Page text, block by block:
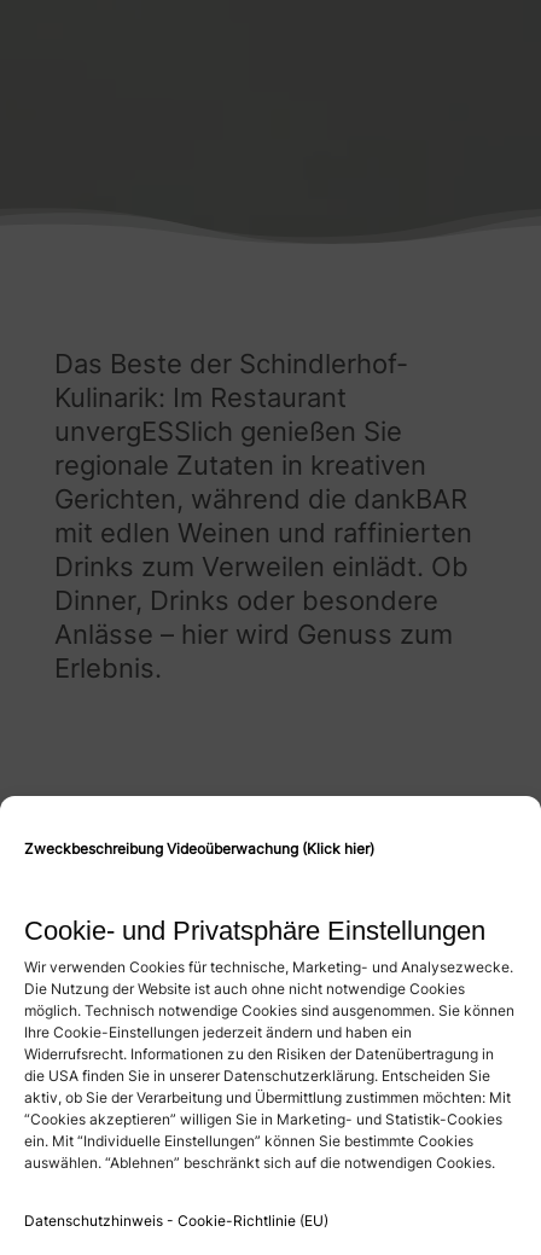
Zweckbeschreibung Videoüberwachung (Klick hier)
Cookie- und Privatsphäre Einstellungen
Wir verwenden Cookies für technische, Marketing- und Analysezwecke.
Die Nutzung der Website ist auch ohne nicht notwendige Cookies
möglich. Technisch notwendige Cookies sind ausgenommen. Sie können
Ihre Cookie-Einstellungen jederzeit ändern und haben ein
Widerrufsrecht. Informationen zu den Risiken der Datenübertragung in
die USA finden Sie in unserer Datenschutzerklärung. Entscheiden Sie
aktiv, ob Sie der Verarbeitung und Übermittlung zustimmen möchten: Mit
“Cookies akzeptieren” willigen Sie in Marketing- und Statistik-Cookies
ein. Mit “Individuelle Einstellungen” können Sie bestimmte Cookies
auswählen. “Ablehnen” beschränkt sich auf die notwendigen Cookies.
Datenschutzhinweis - Cookie-Richtlinie (EU)
Das Beste der Schindlerhof-
Kulinarik: Im Restaurant
unvergESSlich genießen Sie
regionale Zutaten in kreativen
Gerichten, während die dankBAR
mit edlen Weinen und raffinierten
Drinks zum Verweilen einlädt. Ob
Dinner, Drinks oder besondere
Anlässe – hier wird Genuss zum
Erlebnis.
unvergesslich
IM SCHINDLERHOF
Im unvergESSlich erwartet Sie eine einzigartige
Symbiose aus regionaler Frische und internationalen
Einflüssen. Hier wird jedes Gericht mit Sorgfalt und
Klassikern bis hin zu kreativen Menüs. Das stilvolle